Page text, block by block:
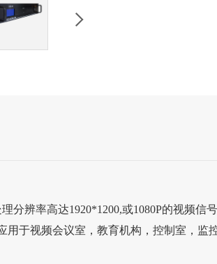
分辨率高达1920*1200,或1080P的视频
用于视频会议室，教育机构，控制室，